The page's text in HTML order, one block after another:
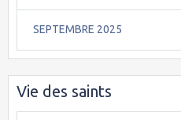
SEPTEMBRE 2025
Vie des saints